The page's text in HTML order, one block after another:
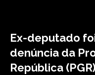
Ex-deputado
denúncia da
República